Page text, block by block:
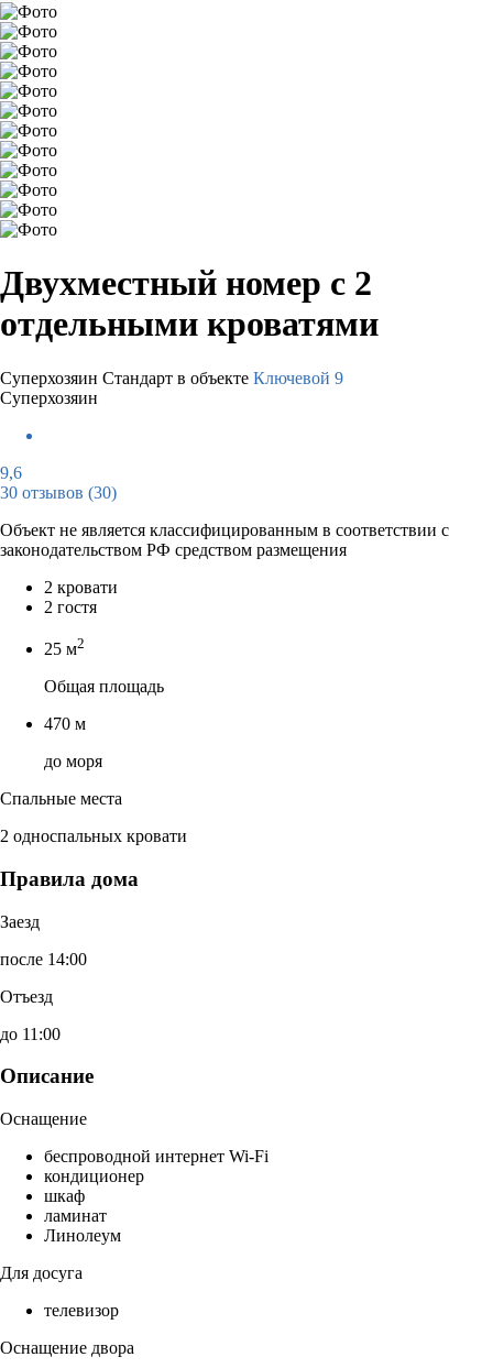
Двухместный номер с 2
отдельными кроватями
Суперхозяин Стандарт в объекте Ключевой 9
Суперхозяин
9,6
30 отзывов (30)
Объект не является классифицированным в соответствии с
законодательством РФ средством размещения
2 кровати
2 гостя
25 м2
Общая площадь
470 м
до моря
Спальные места
2 односпальных кровати
Правила дома
Заезд
после 14:00
Отъезд
до 11:00
Описание
Оснащение
беспроводной интернет Wi-Fi
кондиционер
шкаф
ламинат
Линолеум
Для досуга
телевизор
Оснащение двора